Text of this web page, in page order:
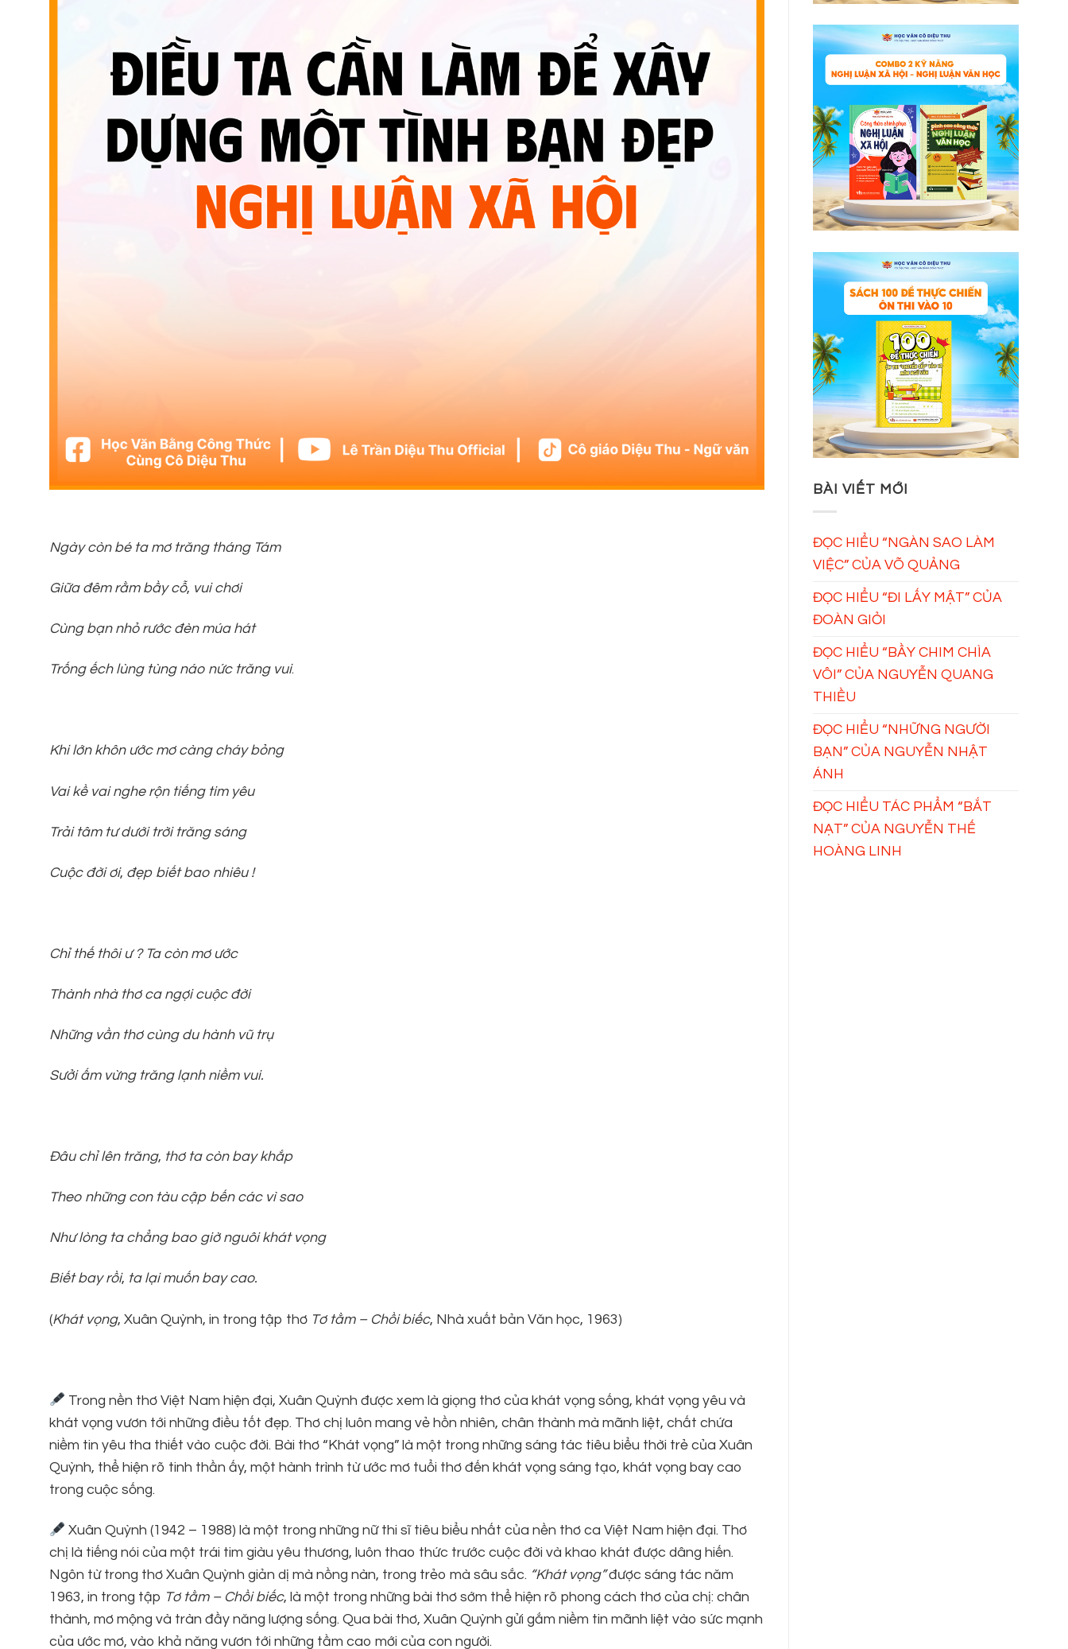
Ngày còn bé ta mơ trăng tháng Tám
Giữa đêm rằm bầy cỗ, vui chơi
Cùng bạn nhỏ rước đèn múa hát
Trống ếch lùng tùng náo nức trăng vui.
Khi lớn khôn ước mơ càng cháy bỏng
Vai kề vai nghe rộn tiếng tim yêu
Trải tâm tư dưới trời trăng sáng
Cuộc đời ơi, đẹp biết bao nhiêu !
Chỉ thế thôi ư ? Ta còn mơ ước
Thành nhà thơ ca ngợi cuộc đời
Những vần thơ cùng du hành vũ trụ
Sưởi ấm vừng trăng lạnh niềm vui.
Đâu chỉ lên trăng, thơ ta còn bay khắp
Theo những con tàu cập bến các vì sao
Như lòng ta chẳng bao giờ nguôi khát vọng
Biết bay rồi, ta lại muốn bay cao.
(Khát vọng, Xuân Quỳnh, in trong tập thơ Tơ tằm – Chồi biếc, Nhà xuất bản Văn học, 1963)
Trong nền thơ Việt Nam hiện đại, Xuân Quỳnh được xem là giọng thơ của khát vọng sống, khát vọng yêu và
khát vọng vươn tới những điều tốt đẹp. Thơ chị luôn mang vẻ hồn nhiên, chân thành mà mãnh liệt, chất chứa
niềm tin yêu tha thiết vào cuộc đời. Bài thơ “Khát vọng” là một trong những sáng tác tiêu biểu thời trẻ của Xuân
Quỳnh, thể hiện rõ tinh thần ấy, một hành trình từ ước mơ tuổi thơ đến khát vọng sáng tạo, khát vọng bay cao
trong cuộc sống.
Xuân Quỳnh (1942 – 1988) là một trong những nữ thi sĩ tiêu biểu nhất của nền thơ ca Việt Nam hiện đại. Thơ
chị là tiếng nói của một trái tim giàu yêu thương, luôn thao thức trước cuộc đời và khao khát được dâng hiến.
Ngôn từ trong thơ Xuân Quỳnh giản dị mà nồng nàn, trong trẻo mà sâu sắc. “Khát vọng”được sáng tác năm
1963, in trong tập Tơ tằm – Chồi biếc, là một trong những bài thơ sớm thể hiện rõ phong cách thơ của chị: chân
thành, mơ mộng và tràn đầy năng lượng sống. Qua bài thơ, Xuân Quỳnh gửi gắm niềm tin mãnh liệt vào sức mạnh
của ước mơ, vào khả năng vươn tới những tầm cao mới của con người.
BÀI VIẾT MỚI
ĐỌC HIỂU “NGÀN SAO LÀM
VIỆC” CỦA VÕ QUẢNG
ĐỌC HIỂU “ĐI LẤY MẬT” CỦA
ĐOÀN GIỎI
ĐỌC HIỂU “BẦY CHIM CHÌA
VÔI” CỦA NGUYỄN QUANG
THIỀU
ĐỌC HIỂU “NHỮNG NGƯỜI
BẠN” CỦA NGUYỄN NHẬT
ÁNH
ĐỌC HIỂU TÁC PHẨM “BẮT
NẠT” CỦA NGUYỄN THẾ
HOÀNG LINH